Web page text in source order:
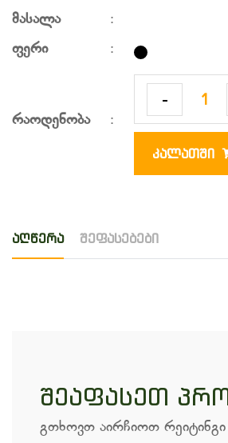
მასალა
:
ფერი
:
რაოდენობა :
-
ᲙᲐᲚᲐᲗᲨᲘ
აღწერა შეფასებები
შეაფასეთ
გთხოვთ აირჩიოთ რეიტინგი